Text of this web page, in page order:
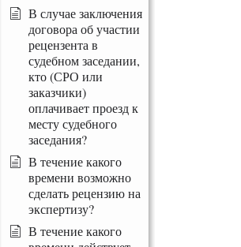
В случае заключения
договора об участии
рецензента в
судебном заседании,
кто (СРО или
заказчики)
оплачивает проезд к
месту судебного
заседания?
В течение какого
времени возможно
сделать рецензию на
экспертизу?
В течение какого